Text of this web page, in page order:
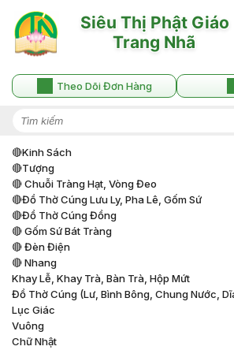
Theo Dõi Đơn Hàng
🔴kinh Sách
🔴tượng
🔴 Chuỗi Tràng Hạt, Vòng Đeo
🔴đồ Thờ Cúng Lưu Ly, Pha Lê, Gốm Sứ
🔴đồ Thờ Cúng Đồng
🔴 Gốm Sứ Bát Tràng
🔴 Đèn Điện
🔴 Nhang
Khay Lễ, Khay Trà, Bàn Trà, Hộp Mứt
Đồ Thờ Cúng (lư, Bình Bông, Chung Nước,
Lục Giác
Vuông
Chữ Nhật